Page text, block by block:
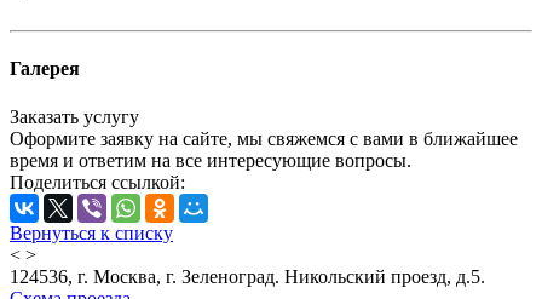
Галерея
Заказать услугу
Оформите заявку на сайте, мы свяжемся с вами в ближайшее
время и ответим на все интересующие вопросы.
Поделиться ссылкой:
Вернуться к списку
< >
124536, г. Москва, г. Зеленоград. Никольский проезд, д.5.